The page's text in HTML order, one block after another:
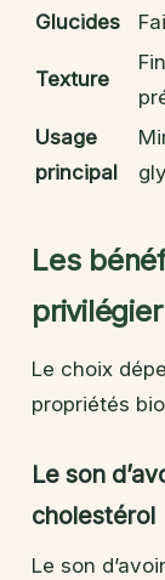
Glucides
Texture
Usage
principal
Les
privilégier
Le choix
propriétés
Le son
cholestérol
Le son